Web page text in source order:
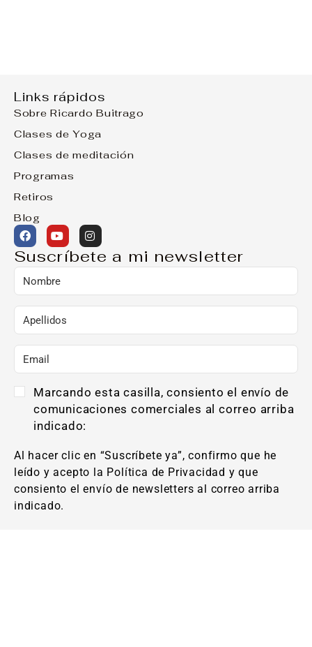
Links rápidos
Sobre Ricardo Buitrago
Clases de Yoga
Clases de meditación
Programas
Retiros
Blog
Suscríbete a mi newsletter
Marcando esta casilla, consiento el envío de
comunicaciones comerciales al correo arriba
indicado:
Al hacer clic en “Suscríbete ya”, confirmo que he
leído y acepto la Política de Privacidad y que
consiento el envío de newsletters al correo arriba
indicado.